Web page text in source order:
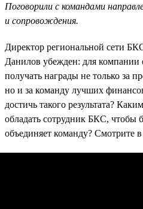
Поговорили с командами
и сопровождения.
Директор региональной сети
Данилов убежден: для компании
получать награды не только за
но и за команду лучших
достичь такого результата?
обладать сотрудник БКС, чтобы
объединяет команду? Смотрите